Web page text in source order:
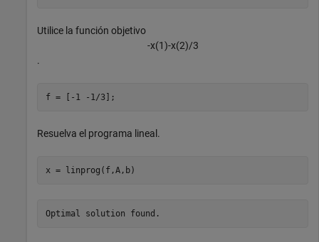
Utilice la función objetivo
-x(1)-x(2)/3
.
f = [-1 -1/3];
Resuelva el programa lineal.
x = linprog(f,A,b)